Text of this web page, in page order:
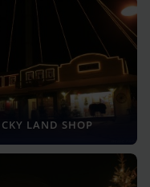
LAND SHOP